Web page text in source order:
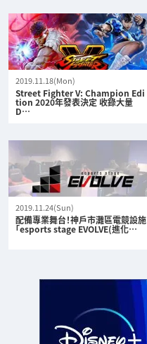
2019.11.18(Mon)
Street Fighter V: Champion Edi
tion 2020年發表決定 收錄大量
D…
2019.11.24(Sun)
配備專業舞台！神戶市灘區電競設施
「esports stage EVOLVE(進化…